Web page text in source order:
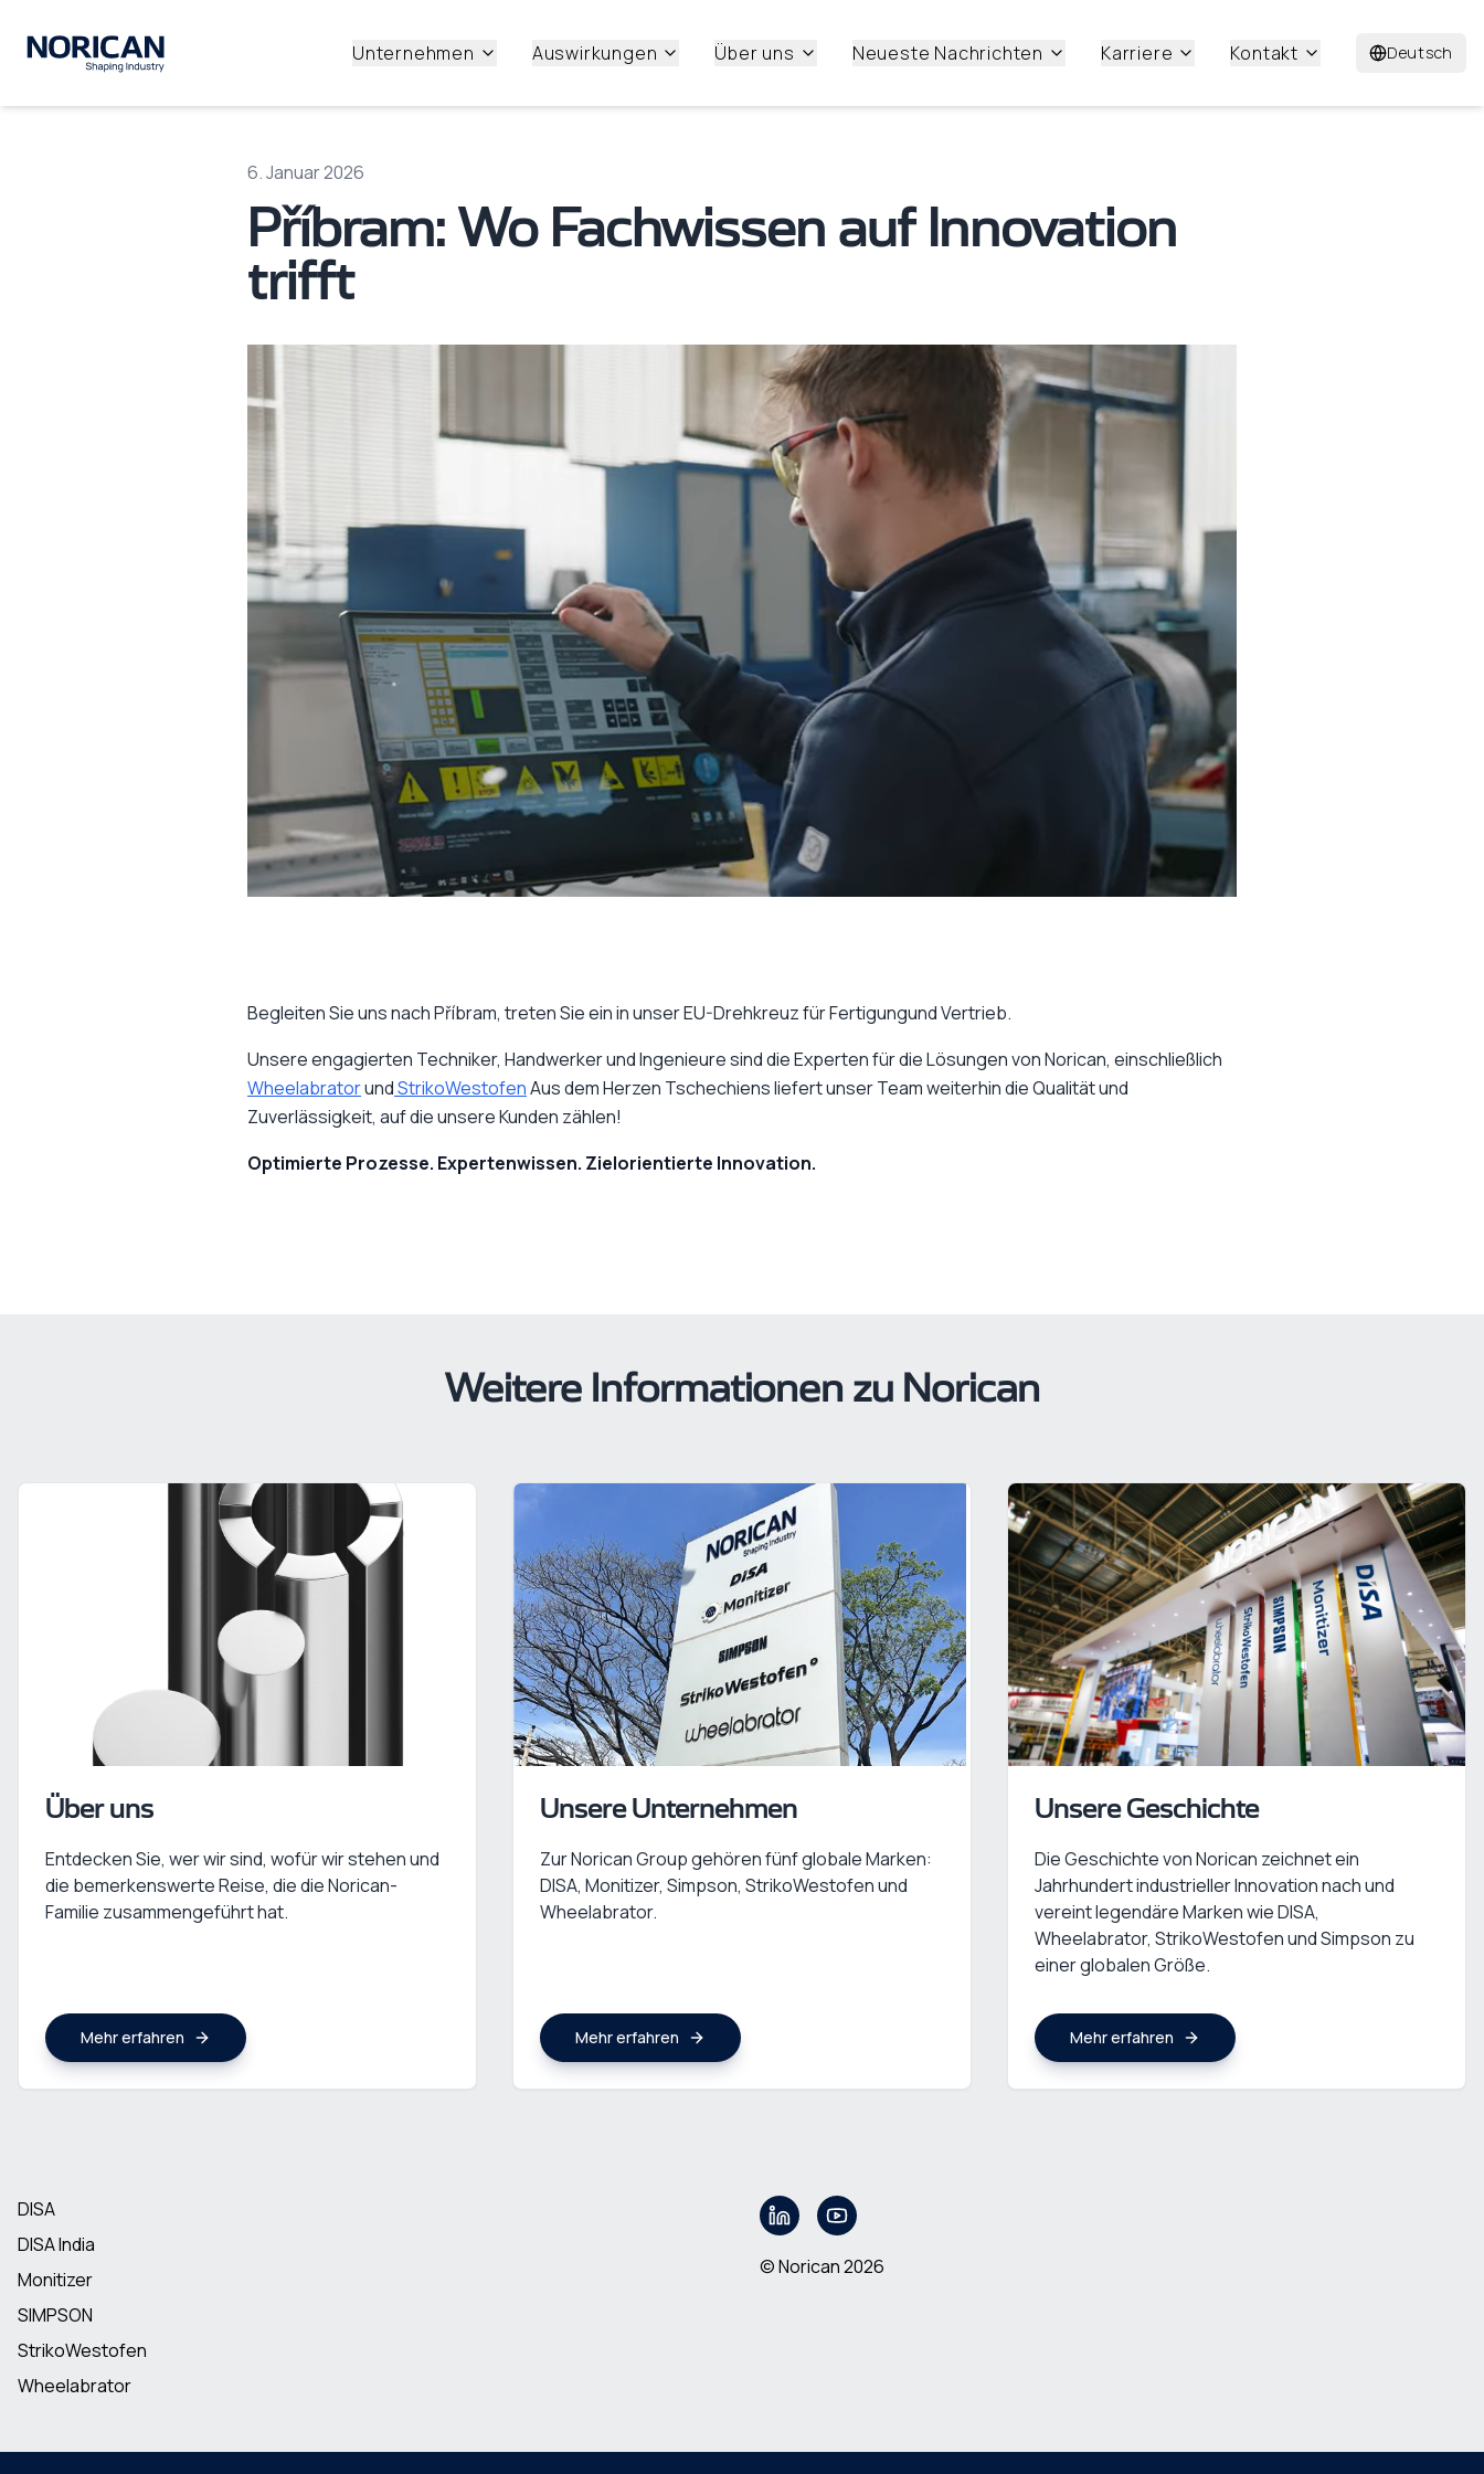
Unternehmen Auswirkungen Über uns Neueste Nachrichten Karriere Kontakt Deutsch
6. Januar 2026
Příbram: Wo Fachwissen auf Innovation
trifft
Begleiten Sie uns nach Příbram, treten Sie ein in unser EU-Drehkreuz für Fertigungund Vertrieb.
Unsere engagierten Techniker, Handwerker und Ingenieure sind die Experten für die Lösungen von Norican, einschließlich
WheelabratorundStrikoWestofenAus dem Herzen Tschechiens liefert unser Team weiterhin die Qualität und
Zuverlässigkeit, auf die unsere Kunden zählen!
Optimierte Prozesse. Expertenwissen. Zielorientierte Innovation.
Weitere Informationen zu Norican
Über uns
Entdecken Sie, wer wir sind, wofür wir stehen und
die bemerkenswerte Reise, die die Norican-
Familie zusammengeführt hat.
Mehr erfahren
Unsere Unternehmen
Zur Norican Group gehören fünf globale Marken:
DISA, Monitizer, Simpson, StrikoWestofen und
Wheelabrator.
Mehr erfahren
Unsere Geschichte
Die Geschichte von Norican zeichnet ein
Jahrhundert industrieller Innovation nach und
vereint legendäre Marken wie DISA,
Wheelabrator, StrikoWestofen und Simpson zu
einer globalen Größe.
Mehr erfahren
DISA
DISA India
Monitizer
SIMPSON
StrikoWestofen
Wheelabrator
© Norican 2026